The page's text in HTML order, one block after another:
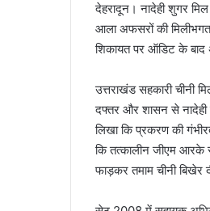
देहरादून। नादेही शुगर
आला अफसरों की
शिकायत पर ऑडिट के बाद
उत्तराखंड सहकारी
दफ्तर और शासन से
लिखा कि प्रकरण की
कि तत्कालीन जीएम आरके
फाड़कर तमाम चीनी बिखेर